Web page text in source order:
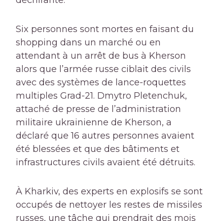
Six personnes sont mortes en faisant du
shopping dans un marché ou en
attendant à un arrêt de bus à Kherson
alors que l’armée russe ciblait des civils
avec des systèmes de lance-roquettes
multiples Grad-21. Dmytro Pletenchuk,
attaché de presse de l’administration
militaire ukrainienne de Kherson, a
déclaré que 16 autres personnes avaient
été blessées et que des bâtiments et
infrastructures civils avaient été détruits.
À Kharkiv, des experts en explosifs se sont
occupés de nettoyer les restes de missiles
russes, une tâche qui prendrait des mois